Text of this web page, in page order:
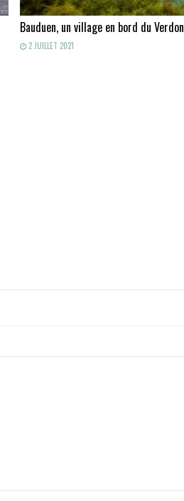
Bauduen, un village en bord du Verdon
2 JUILLET 2021